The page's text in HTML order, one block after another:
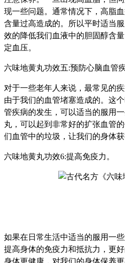
现一些问题。通常情况下，高脂
含量过高造成的。所以平时适当
效的降低我们血液中的胆固醇含
定血压。
六味地黄丸功效五:预防心脑血管
对于一些老年人来说，最常见的
由于我们的血管堵塞造成的。这
管疾病的发生，可以适当的服用
丸，可以起到非常好的扩张血管
们血管中的垃圾，让我们的身体
六味地黄丸功效6:提高免疫力。
如果在日常生活中适当的服用一
提高身体的免疫力和抵抗力，更
身体更健康，对我们的身体保养